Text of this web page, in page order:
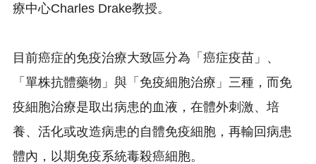
療中心Charles Drake教授。
目前癌症的免疫治療大致區分為「癌症疫苗」、
「單株抗體藥物」 與「免疫細胞治療」三種，而免
疫細胞治療是取出病患的血液， 在體外刺激、培
養、活化或改造病患的自體免疫細胞， 再輸回病患
體內，以期免疫系統毒殺癌細胞。